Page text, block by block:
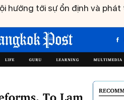
hướng tới sự ổn định và phát